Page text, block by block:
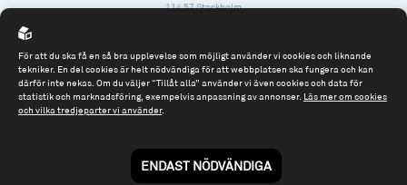
114 57 Stockholm
Tel: 08 - 545 813 40
Till spiltan.se
För att du ska få en så bra upplevelse som möjligt använder vi cookies och liknande
tekniker. En del cookies är helt nödvändiga för att webbplatsen ska fungera och kan
därför inte nekas. Om du väljer “Tillåt alla” använder vi även cookies och data för
statistik och marknadsföring, exempelvis anpassning av annonser. Läs mer om cookies
och vilka tredjeparter vi använder.
ENDAST NÖDVÄNDIGA